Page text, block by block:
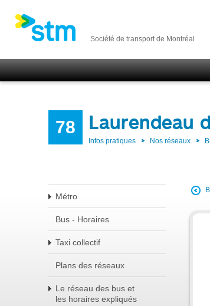
Société de transport de Montréal
78 Laurendeau
Infos pratiques Nos réseaux
Métro
Bus - Horaires
Taxi collectif
Plans des réseaux
Le réseau des bus et
les horaires expliqués